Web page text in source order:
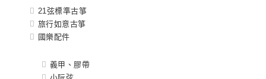
21弦標準古箏
旅行如意古箏
國樂配件
義甲、膠帶